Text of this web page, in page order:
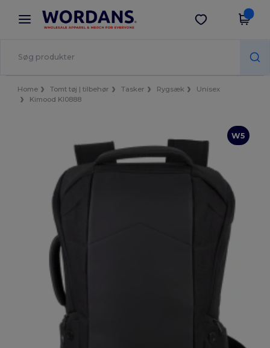
× Wordans-app
Bedre priser i appen!
Hent app
Home Tomt tøj | tilbehør Tasker Rygsæk
Unisex
Kimood KI0888
W5